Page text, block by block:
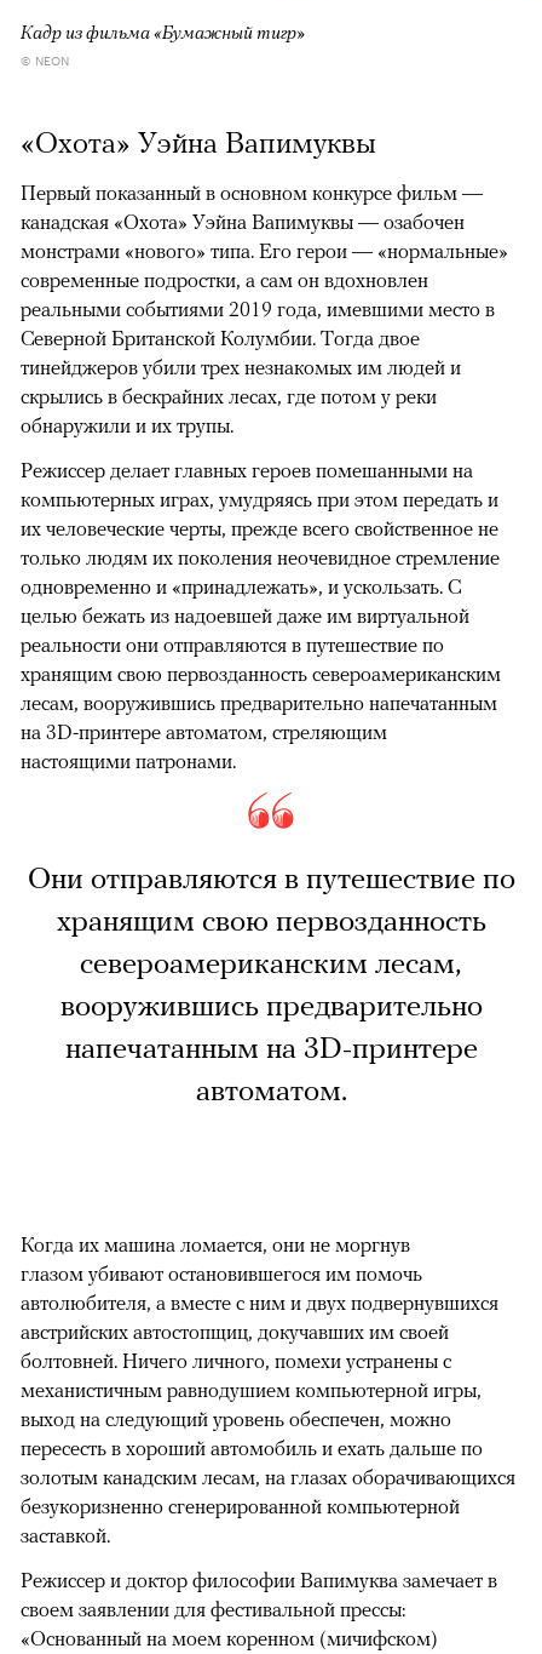
Кадр из фильма «Бумажный тигр»
© NEON
«Охота» Уэйна Вапимуквы
Первый показанный в основном конкурсе фильм —
канадская «Охота» Уэйна Вапимуквы — озабочен
монстрами «нового» типа. Его герои — «нормальные»
современные подростки, а сам он вдохновлен
реальными событиями 2019 года, имевшими место в
Северной Британской Колумбии. Тогда двое
тинейджеров убили трех незнакомых им людей и
скрылись в бескрайних лесах, где потом у реки
обнаружили и их трупы.
Режиссер делает главных героев помешанными на
компьютерных играх, умудряясь при этом передать и
их человеческие черты, прежде всего свойственное не
только людям их поколения неочевидное стремление
одновременно и «принадлежать», и ускользать. С
целью бежать из надоевшей даже им виртуальной
реальности они отправляются в путешествие по
хранящим свою первозданность североамериканским
лесам, вооружившись предварительно напечатанным
на 3D-принтере автоматом, стреляющим
настоящими патронами.
Они отправляются в путешествие по
хранящим свою первозданность
североамериканским лесам,
вооружившись предварительно
напечатанным на 3D-принтере
автоматом.
Когда их машина ломается, они не моргнув
глазом убивают остановившегося им помочь
автолюбителя, а вместе с ним и двух подвернувшихся
австрийских автостопщиц, докучавших им своей
болтовней. Ничего личного, помехи устранены с
механистичным равнодушием компьютерной игры,
выход на следующий уровень обеспечен, можно
пересесть в хороший автомобиль и ехать дальше по
золотым канадским лесам, на глазах оборачивающихся
безукоризненно сгенерированной компьютерной
заставкой.
Режиссер и доктор философии Вапимуква замечает в
своем заявлении для фестивальной прессы:
«Основанный на моем коренном (мичифском)